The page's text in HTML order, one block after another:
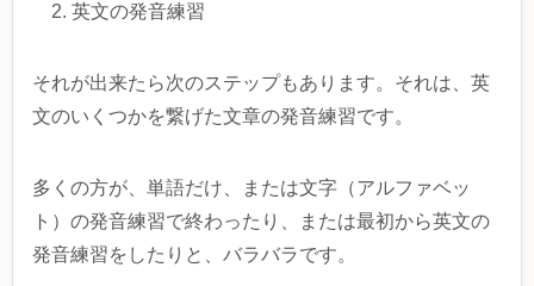
英文の発音練習
それが出来たら次のステップもあります。それは、英
文のいくつかを繋げた文章の発音練習です。
多くの方が、単語だけ、または文字（アルファベッ
ト）の発音練習で終わったり、または最初から英文の
発音練習をしたりと、バラバラです。